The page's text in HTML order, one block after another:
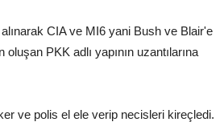
CIA ve MI6 yani Bush ve Blair'e
PKK adlı yapının uzantılarına
ve polis el ele verip necisleri kireçledi.